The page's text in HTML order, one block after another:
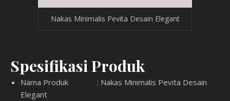
Nakas Minimalis Pevita Desain Elegant
Spesifikasi Produk
Nama Produk : Nakas Minimalis Pevita Desain
Elegant